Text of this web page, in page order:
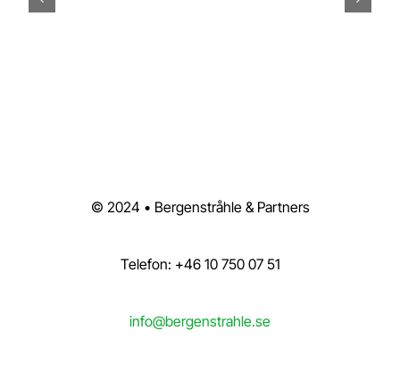
© 2024 • Bergenstråhle & Partners
Telefon: +46 10 750 07 51
info@bergenstrahle.se